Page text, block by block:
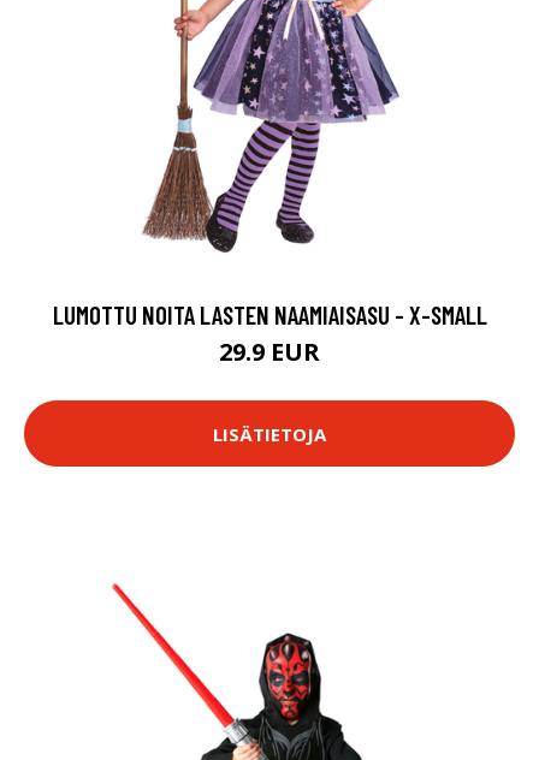
LUMOTTU NOITA LASTEN NAAMIAISASU - X-SMALL
29.9 EUR
LISÄTIETOJA